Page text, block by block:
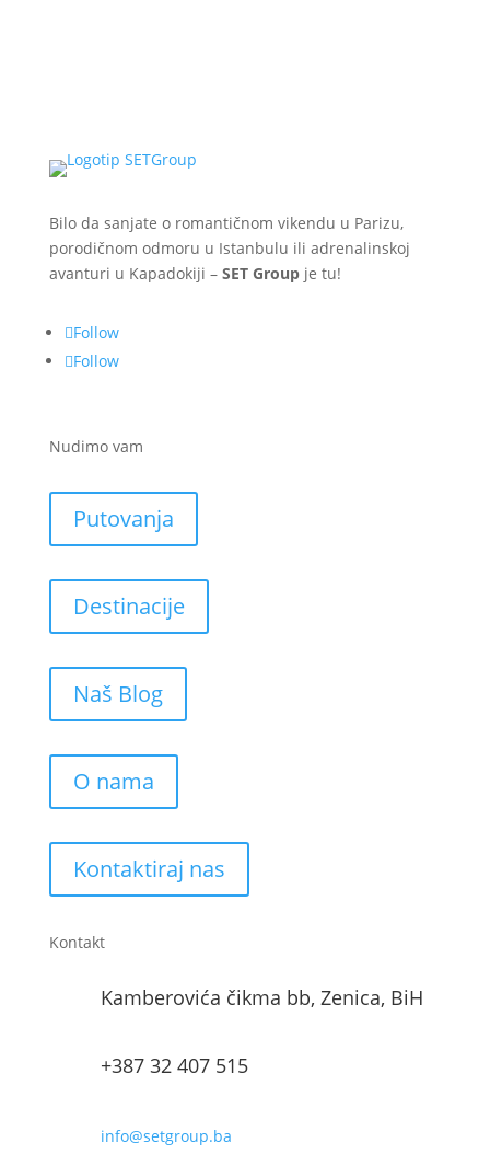
Bilo da sanjate o romantičnom vikendu u Parizu,
porodičnom odmoru u Istanbulu ili adrenalinskoj
avanturi u Kapadokiji – SET Groupje tu!
Follow
Follow
Nudimo vam
Putovanja
Destinacije
Naš Blog
O nama
Kontaktiraj nas
Kontakt
Kamberovića čikma bb, Zenica, BiH
+387 32 407 515
info@setgroup.ba